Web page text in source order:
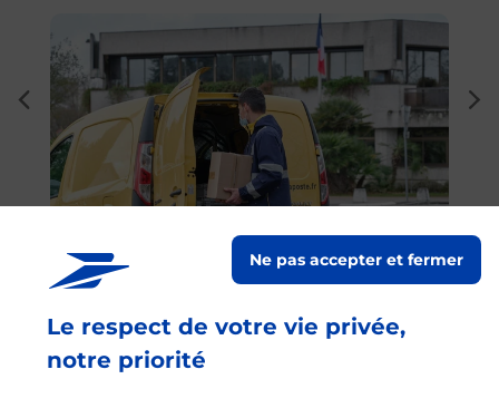
Le respect de votre vie privée,
notre priorité
Ne pas accepter et fermer
En savoir plus
Envoyer un colis
Vous souhaitez envoyer un colis depuis : LORIENT
GRAND LARGE (56100) ? Découvrez toutes les